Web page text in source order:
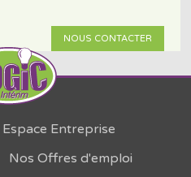
NOUS CONTACTER
Espace Entreprise
Nos Offres d'emploi